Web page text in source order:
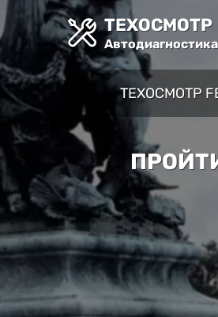
ТЕХОСМОТР
Автодиагностика
ТЕХОСМОТР